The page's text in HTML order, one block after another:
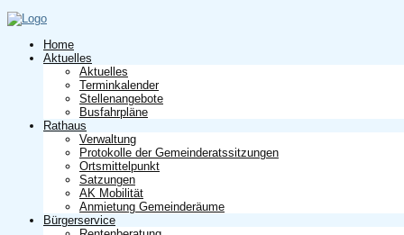
Home
Aktuelles
Aktuelles
Terminkalender
Stellenangebote
Busfahrpläne
Rathaus
Verwaltung
Protokolle der Gemeinderatssitzungen
Ortsmittelpunkt
Satzungen
AK Mobilität
Anmietung Gemeinderäume
Bürgerservice